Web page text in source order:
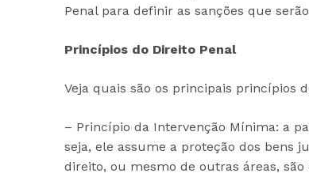
Penal para definir as sanções que
Princípios do Direito Penal
Veja quais são os principais princípios
– Princípio da Intervenção Mínima: a
seja, ele assume a proteção dos bens
direito, ou mesmo de outras áreas, são